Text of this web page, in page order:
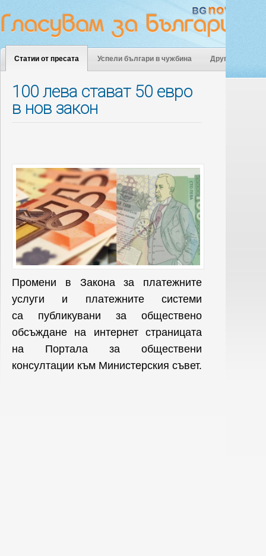
Статии от пресата Успели българи в чужбина Други
100 лева стават 50 евро
в нов закон
Промени в Закона за платежните
услуги и платежните системи
са публикувани за обществено
обсъждане на интернет страницата
на Портала за обществени
консултации към Министерския съвет.